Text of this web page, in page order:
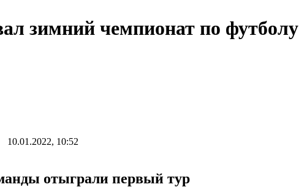
зимний чемпионат по футболу
10.01.2022, 10:52
отыграли первый тур